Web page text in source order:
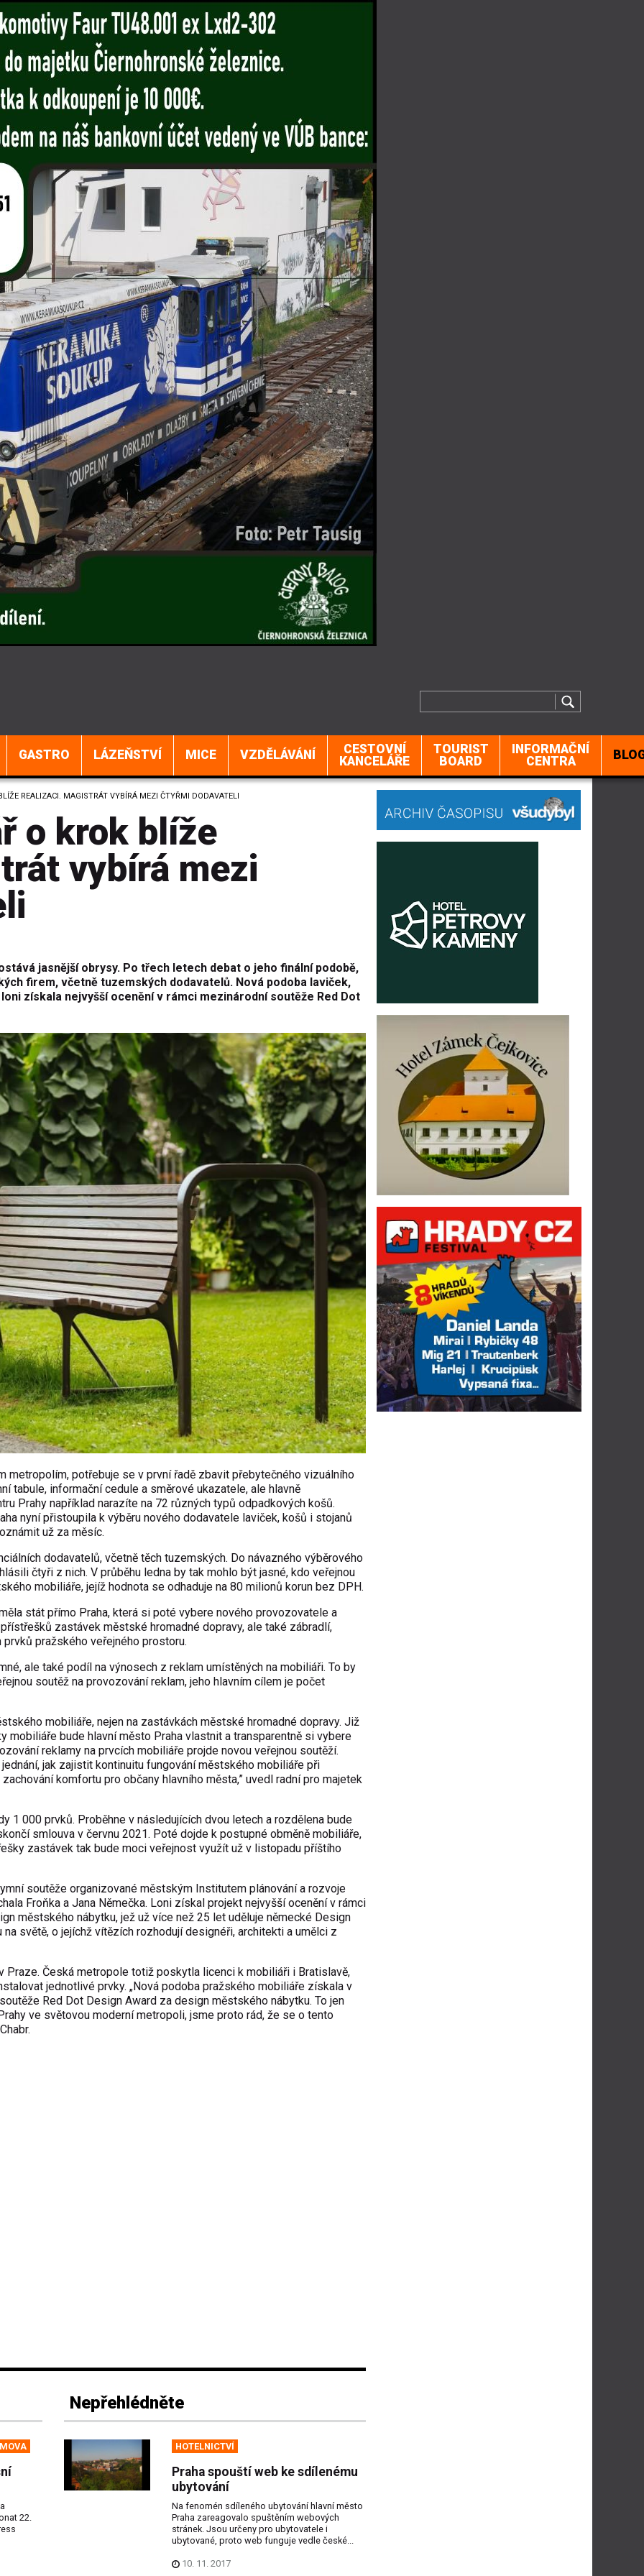
GASTRO LÁZEŇSTVÍ MICE VZDĚLÁVÁNÍ
CESTOVNÍ
KANCELÁŘE
TOURIST
BOARD
INFORMAČNÍ
CENTRA
REALIZACI. MAGISTRÁT VYBÍRÁ MEZI ČTYŘMI DODAVATELI
o krok blíže
vybírá mezi
jasnější obrysy. Po třech letech debat o jeho finální podobě,
firem, včetně tuzemských dodavatelů. Nová podoba laviček,
získala nejvyšší ocenění v rámci mezinárodní soutěže Red Dot
metropolím, potřebuje se v první řadě zbavit přebytečného vizuálního
tabule, informační cedule a směrové ukazatele, ale hlavně
Prahy například narazíte na 72 různých typů odpadkových košů.
nyní přistoupila k výběru nového dodavatele laviček, košů i stojanů
už za měsíc.
dodavatelů, včetně těch tuzemských. Do návazného výběrového
čtyři z nich. V průběhu ledna by tak mohlo být jasné, kdo veřejnou
mobiliáře, jejíž hodnota se odhaduje na 80 milionů korun bez DPH.
stát přímo Praha, která si poté vybere nového provozovatele a
zastávek městské hromadné dopravy, ale také zábradlí,
pražského veřejného prostoru.
ale také podíl na výnosech z reklam umístěných na mobiliáři. To by
soutěž na provozování reklam, jeho hlavním cílem je počet
mobiliáře, nejen na zastávkách městské hromadné dopravy. Již
mobiliáře bude hlavní město Praha vlastnit a transparentně si vybere
reklamy na prvcích mobiliáře projde novou veřejnou soutěží.
jak zajistit kontinuitu fungování městského mobiliáře při
komfortu pro občany hlavního města,” uvedl radní pro majetek
1 000 prvků. Proběhne v následujících dvou letech a rozdělena bude
smlouva v červnu 2021. Poté dojde k postupné obměně mobiliáře,
zastávek tak bude moci veřejnost využít už v listopadu příštího
soutěže organizované městským Institutem plánování a rozvoje
Froňka a Jana Němečka. Loni získal projekt nejvyšší ocenění v rámci
městského nábytku, jež už více než 25 let uděluje německé Design
světě, o jejíchž vítězích rozhodují designéři, architekti a umělci z
Praze. Česká metropole totiž poskytla licenci k mobiliáři i Bratislavě,
jednotlivé prvky. „Nová podoba pražského mobiliáře získala v
Red Dot Design Award za design městského nábytku. To jen
ve světovou moderní metropoli, jsme proto rád, že se o tento
22.
Nepřehlédněte
HOTELNICTVÍ
Praha spouští web ke sdílenému
ubytování
Na fenomén sdíleného ubytování hlavní město
Praha zareagovalo spuštěním webových
stránek. Jsou určeny pro ubytovatele i
ubytované, proto web funguje vedle české...
10. 11. 2017